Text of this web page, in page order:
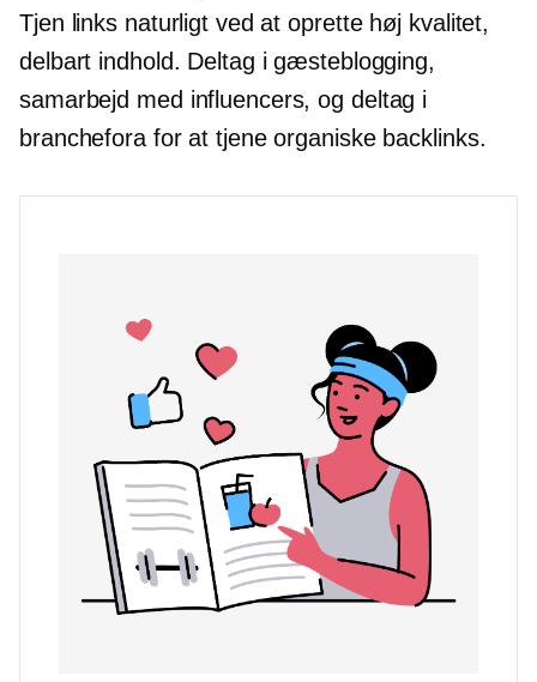
Tjen links naturligt ved at oprette høj kvalitet,
delbart indhold. Deltag i gæsteblogging,
samarbejd med influencers, og deltag i
branchefora for at tjene organiske backlinks.